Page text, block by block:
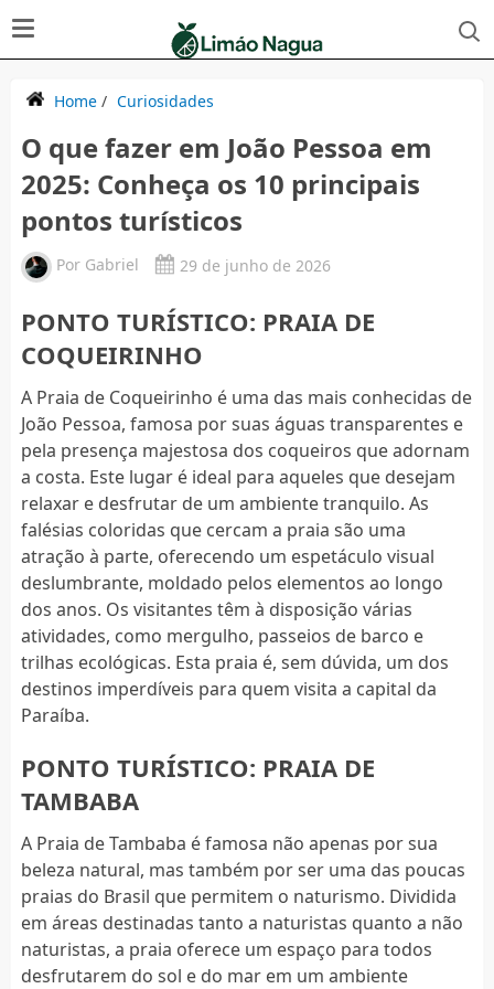
Home/ Curiosidades
O que fazer em João Pessoa em
2025: Conheça os 10 principais
pontos turísticos
Por Gabriel 29 de junho de 2026
PONTO TURÍSTICO: PRAIA DE
COQUEIRINHO
A Praia de Coqueirinho é uma das mais conhecidas de
João Pessoa, famosa por suas águas transparentes e
pela presença majestosa dos coqueiros que adornam
a costa. Este lugar é ideal para aqueles que desejam
relaxar e desfrutar de um ambiente tranquilo. As
falésias coloridas que cercam a praia são uma
atração à parte, oferecendo um espetáculo visual
deslumbrante, moldado pelos elementos ao longo
dos anos. Os visitantes têm à disposição várias
atividades, como mergulho, passeios de barco e
trilhas ecológicas. Esta praia é, sem dúvida, um dos
destinos imperdíveis para quem visita a capital da
Paraíba.
PONTO TURÍSTICO: PRAIA DE
TAMBABA
A Praia de Tambaba é famosa não apenas por sua
beleza natural, mas também por ser uma das poucas
praias do Brasil que permitem o naturismo. Dividida
em áreas destinadas tanto a naturistas quanto a não
naturistas, a praia oferece um espaço para todos
desfrutarem do sol e do mar em um ambiente